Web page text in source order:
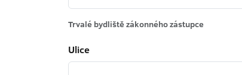
Trvalé bydliště zákonného zástupce
Ulice